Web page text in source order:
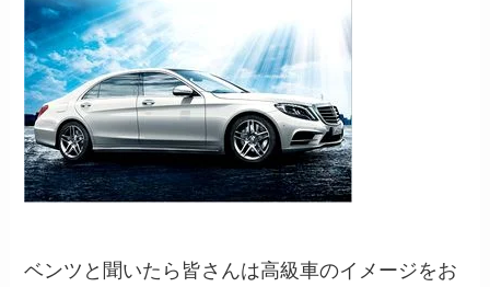
ベンツと聞いたら皆さんは高級車のイメージをお